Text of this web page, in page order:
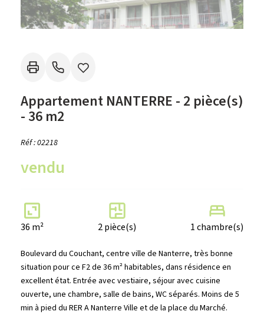
Appartement NANTERRE - 2 pièce(s)
- 36 m2
Réf : 02218
vendu
36 m² 2 pièce(s) 1 chambre(s)
Boulevard du Couchant, centre ville de Nanterre, très bonne
situation pour ce F2 de 36 m² habitables, dans résidence en
excellent état. Entrée avec vestiaire, séjour avec cuisine
ouverte, une chambre, salle de bains, WC séparés. Moins de 5
min à pied du RER A Nanterre Ville et de la place du Marché.